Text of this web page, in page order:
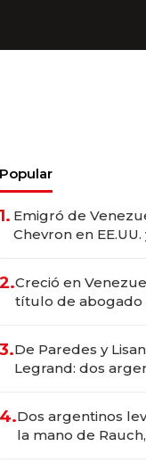
Popular
1. Emigró de
Chevron en
2.Creció en
título de abogado
3.De Paredes y
Legrand: dos
4.Dos argentinos
la mano de